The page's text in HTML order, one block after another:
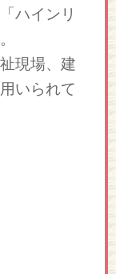
ハインリ
現場、建
いられて